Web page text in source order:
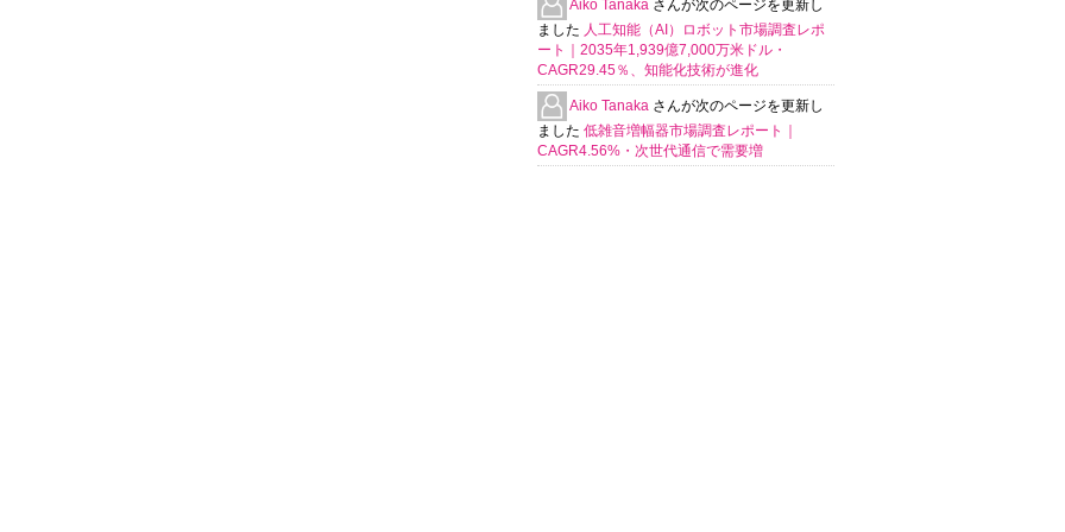
Aiko Tanaka さんが次のページを更新し
ました 人工知能（AI）ロボット市場調査レポ
ート｜2035年1,939億7,000万米ドル・
CAGR29.45％、知能化技術が進化
Aiko Tanaka さんが次のページを更新し
ました 低雑音増幅器市場調査レポート｜
CAGR4.56%・次世代通信で需要増